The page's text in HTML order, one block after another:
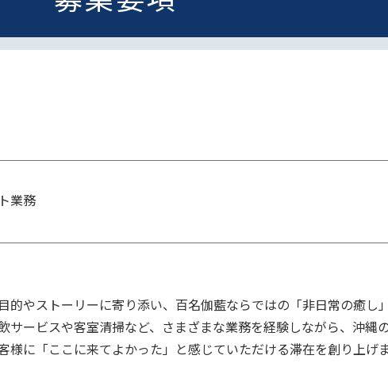
業務
的やストーリーに寄り添い、百名伽藍ならではの「非日常の癒し
サービスや客室清掃など、さまざまな業務を経験しながら、沖縄
様に「ここに来てよかった」と感じていただける滞在を創り上げま